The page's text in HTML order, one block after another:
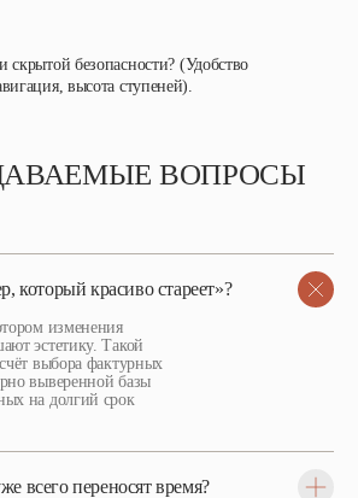
скрытой безопасности? (Удобство
высота ступеней).
ВОПРОСЫ
который красиво стареет»?
изменения
эстетику. Такой
выбора фактурных
выверенной базы
на долгий срок
всего переносят время?